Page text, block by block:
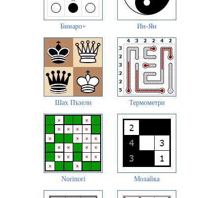
Бинаро+ Ин-Ян
Шах Пъзели Термометри
Norinori Мозайка